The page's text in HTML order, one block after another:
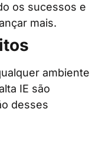
os sucessos e
mais.
ambiente
IE são
desses